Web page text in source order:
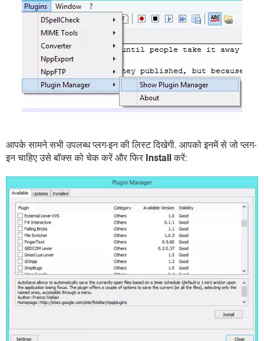
आपके सामने सभी उपलब्ध प्लग-इन की लिस्ट दिखेगी. आपको इनमें से जो प्लग-
इन चाहिए उसे बॉक्स को चेक करें और फिर Install करें: